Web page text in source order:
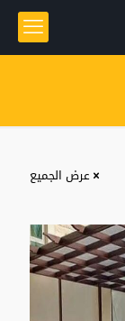
عرض الجميع